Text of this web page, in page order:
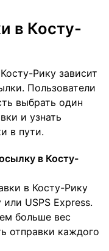
в Косту-
Рику зависит
Пользователи
выбрать один
и узнать
в пути.
в Косту-
в Косту-Рику
USPS Express.
больше вес
отправки каждого